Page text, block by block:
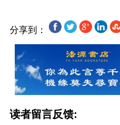
分享到：
读者留言反馈: